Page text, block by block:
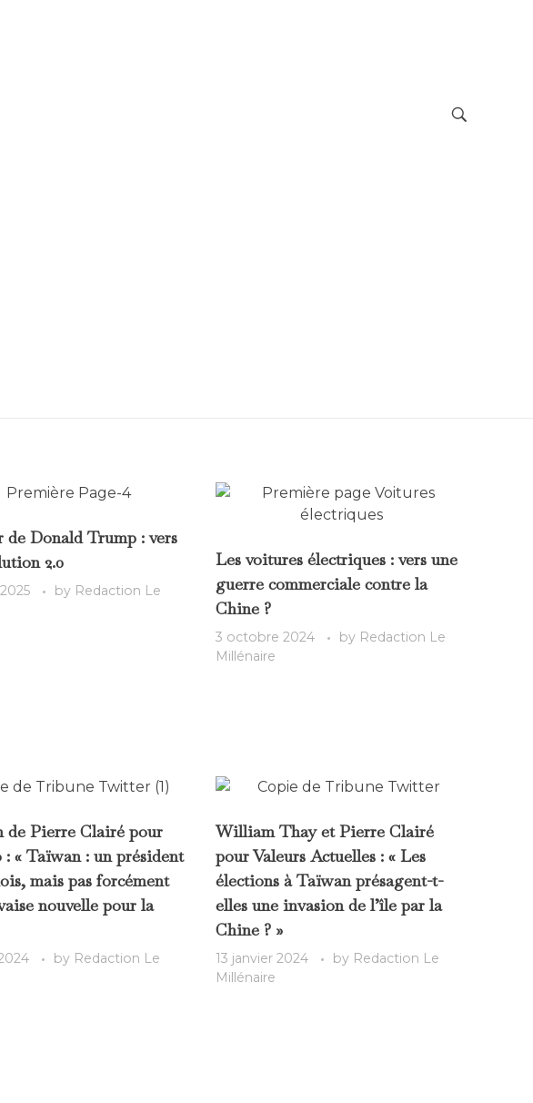
de Donald Trump : vers
2.0
by Redaction Le
Les voitures électriques : vers une
guerre commerciale contre la
Chine ?
3 octobre 2024 by Redaction Le
Millénaire
de Pierre Clairé pour
« Taïwan : un président
mais pas forcément
nouvelle pour la
by Redaction Le
William Thay et Pierre Clairé
pour Valeurs Actuelles : « Les
élections à Taïwan présagent-t-
elles une invasion de l’île par la
Chine ? »
13 janvier 2024 by Redaction Le
Millénaire